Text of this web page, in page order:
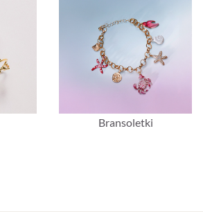
Bransoletki